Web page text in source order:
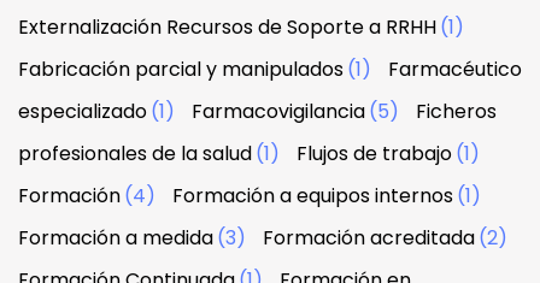
Externalización Recursos de Soporte a RRHH(1)
Fabricación parcial y manipulados(1)
Farmacéutico
especializado(1) Farmacovigilancia(5)
Ficheros
profesionales de la salud(1) Flujos de trabajo(1)
Formación(4) Formación a equipos internos(1)
Formación a medida(3) Formación acreditada(2)